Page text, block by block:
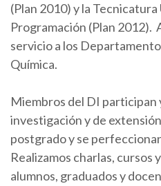
(Plan 2010) y la
Programación (Plan 2012).
servicio a los
Química.
Miembros del DI
investigación y de
postgrado y se
Realizamos charlas, cursos
alumnos, graduados y